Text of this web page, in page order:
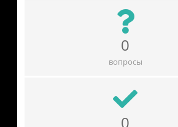
0
вопросы
0